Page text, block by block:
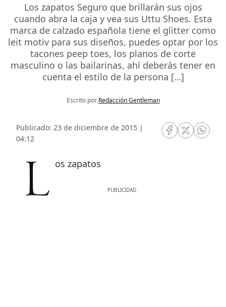
Los zapatos Seguro que brillarán sus ojos
cuando abra la caja y vea sus Uttu Shoes. Esta
marca de calzado española tiene el glitter como
leit motiv para sus diseños, puedes optar por los
tacones peep toes, los planos de corte
masculino o las bailarinas, ahí deberás tener en
cuenta el estilo de la persona […]
Escrito por Redacción Gentleman
Publicado: 23 de diciembre de 2015 |
04:12
RRSS Facebook
RRSSRRSS
Los zapatos